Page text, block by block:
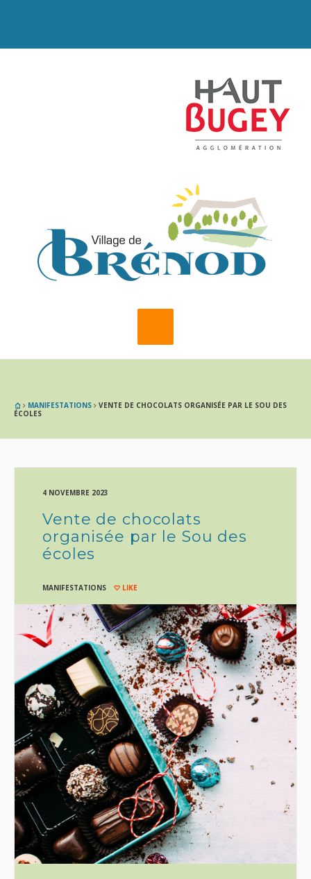
MANIFESTATIONS
VENTE DE CHOCOLATS ORGANISÉE PAR LE SOU DES
ÉCOLES
4 NOVEMBRE 2023
Vente de chocolats
organisée par le Sou des
écoles
MANIFESTATIONS LIKE